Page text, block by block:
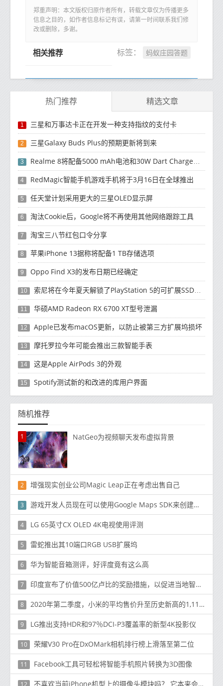
郑重声明：本文版权归原作者所有，转载文章仅为传播更多
信息之目的，如作者信息标记有误，请第一时间联系我们修
改或删除，多谢。
标签： 蚂蚁庄园答题
相关推荐
热门推荐 精选文章
1 三星和万事达卡正在开发一种支持指纹的支付卡
2 三星Galaxy Buds Plus的预期更新将到来
3 Realme 8将配备5000 mAh电池和30W Dart Charge功能
4 RedMagic智能手机游戏手机将于3月16日在全球推出
5 任天堂计划采用更大的三星OLED显示屏
6 淘汰Cookie后，Google将不再使用其他网络跟踪工具
7 淘宝三八节红包口令分享
8 苹果iPhone 13据称将配备1 TB存储选项
9 Oppo Find X3的发布日期已经确定
10 索尼将在今年夏天解锁了PlayStation 5的可扩展SSD插槽
11 华硕AMD Radeon RX 6700 XT型号泄漏
12 Apple已发布macOS更新，以防止被第三方扩展坞损坏
13 摩托罗拉今年可能会推出三款智能手表
14 这是Apple AirPods 3的外观
15 Spotify测试新的和改进的库用户界面
随机推荐
1 NatGeo为视频聊天发布虚拟背景
2 增强现实创业公司Magic Leap正在考虑出售自己
3 游戏开发人员现在可以使用Google Maps SDK来创建真实世界的游戏
4 LG 65英寸CX OLED 4K电视使用评测
5 雷蛇推出其10端口RGB USB扩展坞
6 华为智能音箱测评，好评度竟有这么高
7 印度宣布了价值500亿卢比的奖励措施，以促进当地智能手机的生产
8 2020年第二季度，小米的平均售价升至历史新高的1,116.3元
9 LG推出支持HDR和97％DCI-P3覆盖率的新型4K投影仪
10 荣耀V30 Pro在DxOMark相机排行榜上滑落至第二位
11 Facebook工具可轻松将智能手机照片转换为3D图像
不喜欢当前iPhone机型上的摄像头模块吗？ 它本来会更糟